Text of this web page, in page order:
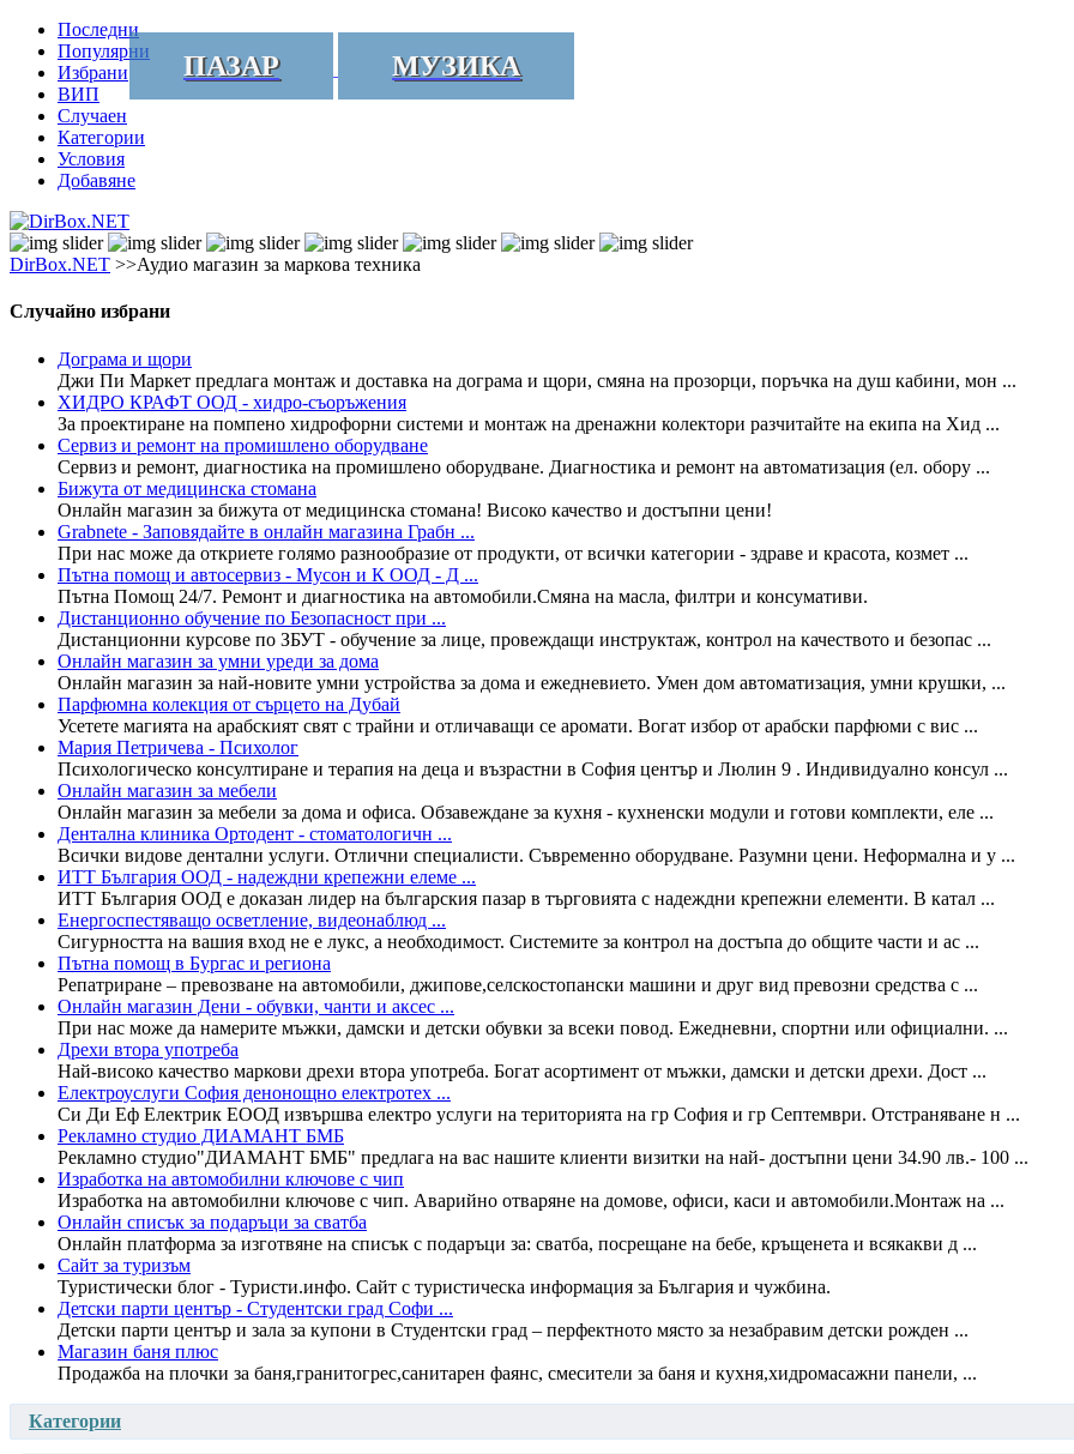
Последни
Популярни
Избрани
ВИП
Случаен
Категории
Условия
Добавяне
ПАЗАР МУЗИКА
DirBox.NET >>Аудио магазин за маркова техника
Случайно избрани
Дограма и щори
Джи Пи Маркет предлага монтаж и доставка на дограма и щори, смяна на прозорци, поръчка на душ кабини, мон ...
ХИДРО КРАФТ ООД - хидро-съоръжения
За проектиране на помпено хидрофорни системи и монтаж на дренажни колектори разчитайте на екипа на Хид ...
Сервиз и ремонт на промишлено оборудване
Сервиз и ремонт, диагностика на промишлено оборудване. Диагностика и ремонт на автоматизация (ел. обору ...
Бижута от медицинска стомана
Онлайн магазин за бижута от медицинска стомана! Високо качество и достъпни цени!
Grabnete - Заповядайте в онлайн магазина Грабн ...
При нас може да откриете голямо разнообразие от продукти, от всички категории - здраве и красота, козмет ...
Пътна помощ и автосервиз - Мусон и К ООД - Д ...
Пътна Помощ 24/7. Ремонт и диагностика на автомобили.Смяна на масла, филтри и консумативи.
Дистанционно обучение по Безопасност при ...
Дистанционни курсове по ЗБУТ - обучение за лице, провеждащи инструктаж, контрол на качеството и безопас ...
Онлайн магазин за умни уреди за дома
Онлайн магазин за най-новите умни устройства за дома и ежедневието. Умен дом автоматизация, умни крушки, ...
Парфюмна колекция от сърцето на Дубай
Усетете магията на арабският свят с трайни и отличаващи се аромати. Bогат избор от арабски парфюми с вис ...
Мария Петричева - Психолог
Психологическо консултиране и терапия на деца и възрастни в София център и Люлин 9 . Индивидуално консул ...
Онлайн магазин за мебели
Онлайн магазин за мебели за дома и офиса. Обзавеждане за кухня - кухненски модули и готови комплекти, еле ...
Дентална клиника Ортодент - стоматологичн ...
Всички видове дентални услуги. Отлични специалисти. Съвременно оборудване. Разумни цени. Неформална и у ...
ИТТ България ООД - надеждни крепежни елеме ...
ИТТ България ООД е доказан лидер на българския пазар в търговията с надеждни крепежни елементи. В катал ...
Енергоспестяващо осветление, видеонаблюд ...
Сигурността на вашия вход не е лукс, а необходимост. Системите за контрол на достъпа до общите части и ас ...
Пътна помощ в Бургас и региона
Репатриране – превозване на автомобили, джипове,селскостопански машини и друг вид превозни средства с ...
Онлайн магазин Дени - обувки, чанти и аксес ...
При нас може да намерите мъжки, дамски и детски обувки за всеки повод. Ежедневни, спортни или официални. ...
Дрехи втора употреба
Най-високо качество маркови дрехи втора употреба. Богат асортимент от мъжки, дамски и детски дрехи. Дост ...
Електроуслуги София денонощно електротех ...
Си Ди Еф Електрик ЕООД извършва електро услуги на територията на гр София и гр Септември. Отстраняване н ...
Рекламно студио ДИАМАНТ БМБ
Рекламно студио"ДИАМАНТ БМБ" предлага на вас нашите клиенти визитки на най- достъпни цени 34.90 лв.- 100 ...
Изработка на автомобилни ключове с чип
Изработка на автомобилни ключове с чип. Аварийно отваряне на домове, офиси, каси и автомобили.Монтаж на ...
Онлайн списък за подаръци за сватба
Онлайн платформа за изготвяне на списък с подаръци за: сватба, посрещане на бебе, кръщенета и всякакви д ...
Сайт за туризъм
Туристически блог - Туристи.инфо. Сайт с туристическа информация за България и чужбина.
Детски парти център - Студентски град Софи ...
Детски парти център и зала за купони в Студентски град – перфектното място за незабравим детски рожден ...
Магазин баня плюс
Продажба на плочки за баня,гранитогрес,санитарен фаянс, смесители за баня и кухня,хидромасажни панели, ...
Категории